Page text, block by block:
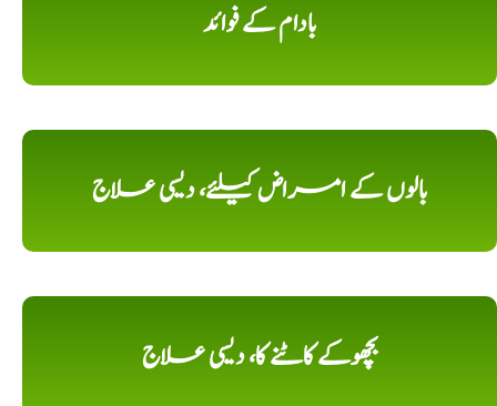
بادام کے فوائد
بالوں کے امراض کیلئے، دیسی علاج
بچھوکے کاٹنے کا، دیسی علاج